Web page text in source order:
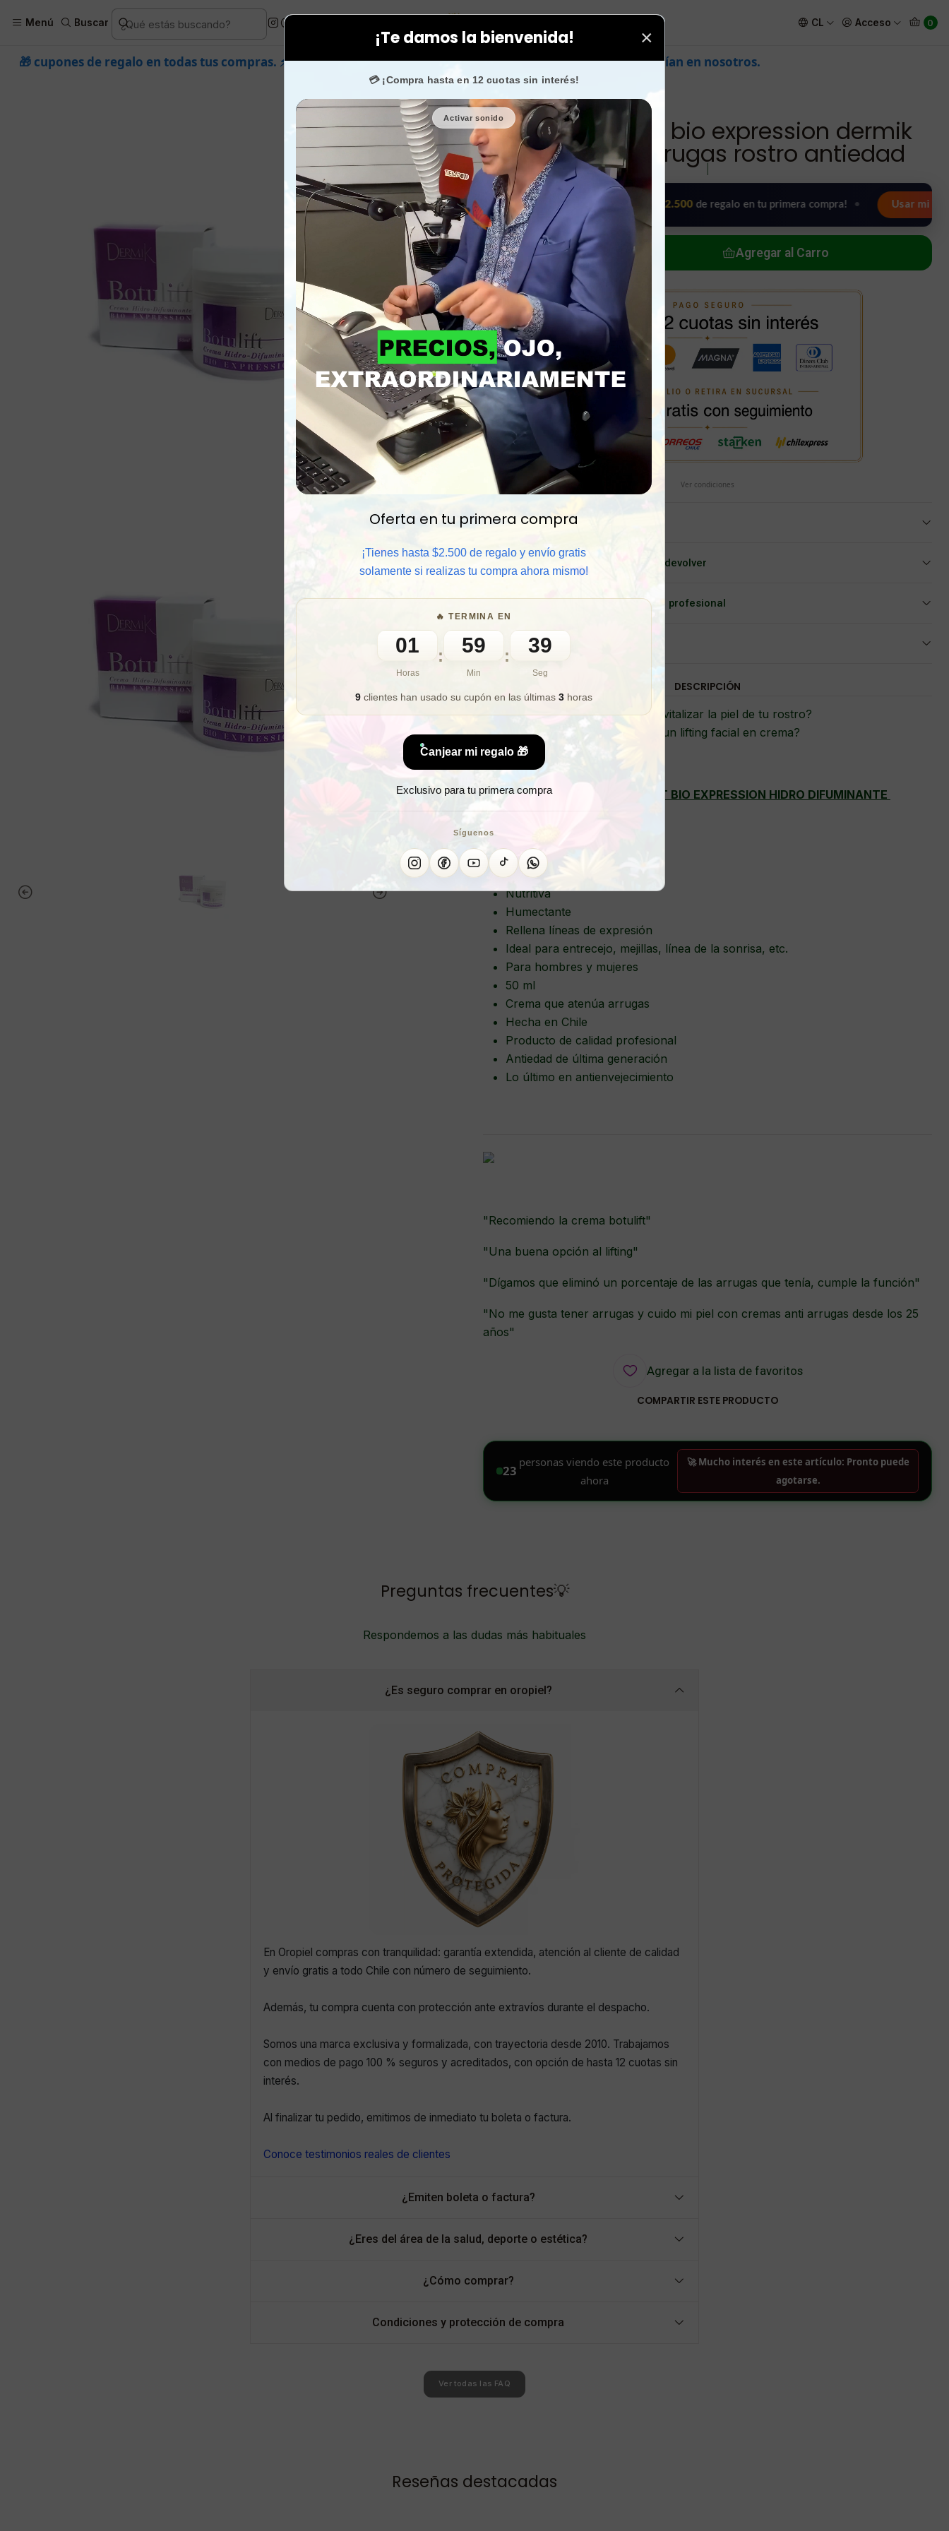
¡Te damos la bienvenida! ×
💳 ¡Compra hasta en 12 cuotas sin interés!
Activar sonido
Oferta en tu primera compra
¡Tienes hasta $2.500 de regalo y envío gratis
solamente si realizas tu compra ahora mismo!
🔥 TERMINA EN
01
Horas
: 59
Min
:
37
Seg
9 clientes han usado su cupón en las últimas 3 horas
Canjear mi regalo 🎁
Exclusivo para tu primera compra
Síguenos
Menú Buscar CL Acceso 0
Marcas Dermik Facial Cremas Crema botulift bio expression dermik original antiarrugas rostro antiedad
en todas tus compras. ⚡ Compra rápido y aprovecha. 💙 +50.000 fans enInstagramconfían en nosotros.
Crema botulift bio expression dermik
original antiarrugas rostro antiedad
🎉 Bienvenid@ $2.500 de regalo en tu primera compra! • Usar mi regalo
Cantidad
Agregar al Carro
Ver condiciones
📦 Comprar al por mayor
⏰ Garantía 8 meses para cambiar o devolver
🧑‍💼 Atención al cliente y/o Asesoría profesional
🎁 Lo quiero para regalo
DESCRIPCIÓN
¿Deseas revitalizar la piel de tu rostro?
¿Quieres un lifting facial en crema?
CREMA FACIAL BOTULIFT BIO EXPRESSION HIDRO DIFUMINANTE
Revitaliza la piel
Antioxidante facial
Nutritiva
Humectante
Rellena líneas de expresión
Ideal para entrecejo, mejillas, línea de la sonrisa, etc.
Para hombres y mujeres
50 ml
Crema que atenúa arrugas
Hecha en Chile
Producto de calidad profesional
Antiedad de última generación
Lo último en antienvejecimiento
"Recomiendo la crema botulift"
"Una buena opción al lifting"
"Dígamos que eliminó un porcentaje de las arrugas que tenía, cumple la función"
"No me gusta tener arrugas y cuido mi piel con cremas anti arrugas desde los 25
años"
Agregar a la lista de favoritos
COMPARTIR ESTE PRODUCTO
Preguntas frecuentes💡
Respondemos a las dudas más habituales
¿Es seguro comprar en oropiel?
En Oropiel compras con tranquilidad: garantía extendida, atención al cliente de calidad
y envío gratis a todo Chile con número de seguimiento.
Además, tu compra cuenta con protección ante extravíos durante el despacho.
Somos una marca exclusiva y formalizada, con trayectoria desde 2010. Trabajamos
con medios de pago 100 % seguros y acreditados, con opción de hasta 12 cuotas sin
interés.
Al finalizar tu pedido, emitimos de inmediato tu boleta o factura.
Conoce testimonios reales de clientes
¿Emiten boleta o factura?
¿Eres del área de la salud, deporte o estética?
¿Cómo comprar?
Condiciones y protección de compra
Ver todas las FAQ
Reseñas destacadas